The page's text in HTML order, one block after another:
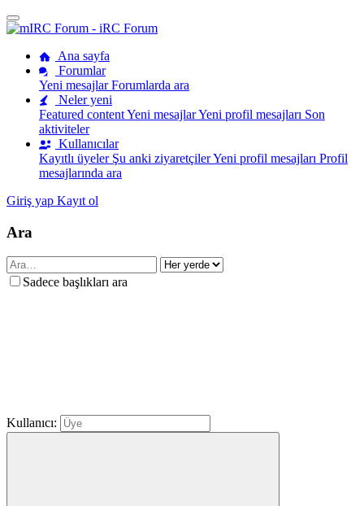
Ana sayfa
Forumlar
Yeni mesajlarForumlarda ara
Neler yeni
Featured contentYeni mesajlarYeni profil mesajları Son
aktiviteler
Kullanıcılar
Kayıtlı üyeler Şu anki ziyaretçilerYeni profil mesajları Profil
mesajlarında ara
Giriş yap Kayıt ol
Ara
Sadece başlıkları ara
Kullanıcı: